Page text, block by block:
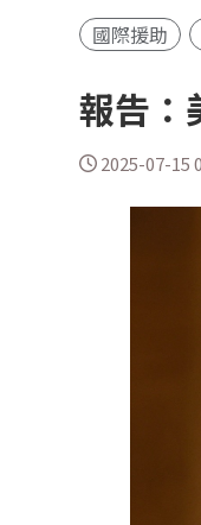
國際援助
報告：
2025-07-15